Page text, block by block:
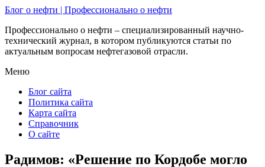
Блог о нефти | Профессионально о нефти
Профессионально о нефти – специализированный научно-
технический журнал, в котором публикуются статьи по
актуальным вопросам нефтегазовой отрасли.
Меню
Блог сайта
Политика сайта
Карта сайта
Справочник
О сайте
Радимов: «Решение по Кордобе могло